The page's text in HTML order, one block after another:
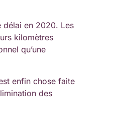
délai en 2020. Les
kilomètres
qu’une
enfin chose faite
des